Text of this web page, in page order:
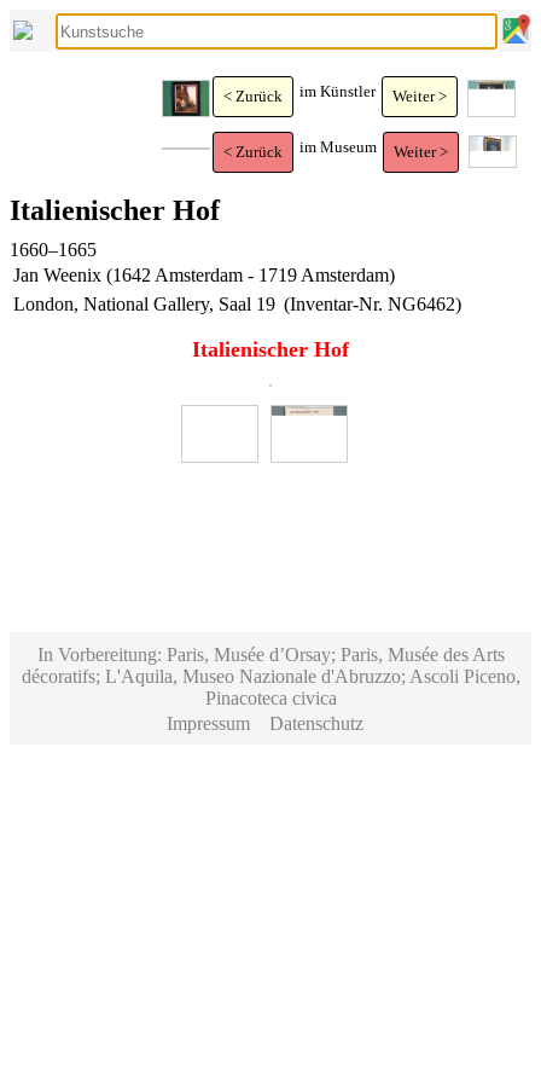
< Zurück im Künstler Weiter >
< Zurück im Museum Weiter >
Italienischer Hof
1660–1665
Jan Weenix (1642 Amsterdam - 1719 Amsterdam)
London, National Gallery, Saal 19 (Inventar-Nr. NG6462)
Italienischer Hof
In Vorbereitung: Paris, Musée d’Orsay; Paris, Musée des Arts
décoratifs; L'Aquila, Museo Nazionale d'Abruzzo; Ascoli Piceno,
Pinacoteca civica
Impressum
Datenschutz